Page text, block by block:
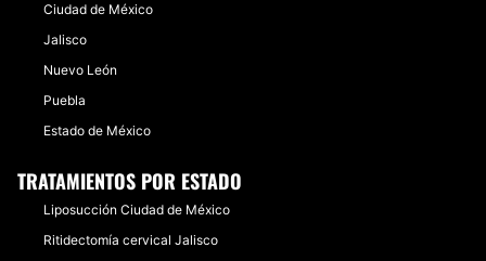
Ciudad de México
Jalisco
Nuevo León
Puebla
Estado de México
TRATAMIENTOS POR ESTADO
Liposucción Ciudad de México
Ritidectomía cervical Jalisco